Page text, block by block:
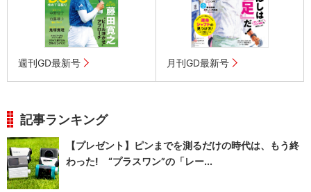
週刊GD最新号 月刊GD最新号
記事ランキング
【プレゼント】ピンまでを測るだけの時代は、もう終
わった! “プラスワン”の「レー...